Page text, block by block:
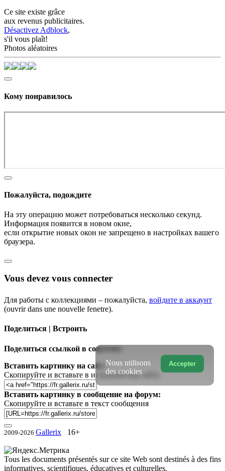
Ce site existe grâce
aux revenus publicitaires.
Désactivez Adblock,
s'il vous plaît!
Photos aléatoires
Кому понравилось
Пожалуйста, подождите
На эту операцию может потребоваться несколько секунд.
Информация появится в новом окне,
если открытие новых окон не запрещено в настройках вашего
браузера.
Vous devez vous connecter
Для работы с коллекциями – пожалуйста, войдите в аккаунт
(ouvrir dans une nouvelle fenetre).
Поделиться | Встроить
Поделиться ссылкой в соцсетях:
Вставить картинку на сайт:
Скопируйте и вставьте в исходный код сайта
Вставить картинку в сообщение на форум:
Скопируйте и вставьте в текст сообщения
2009-2026 Gallerix 16+
Tous les documents présentés sur ce site Web sont destinés à des fins
informatives, scientifiques, éducatives et culturelles.
Accepter
Nous utilisons
des cookies